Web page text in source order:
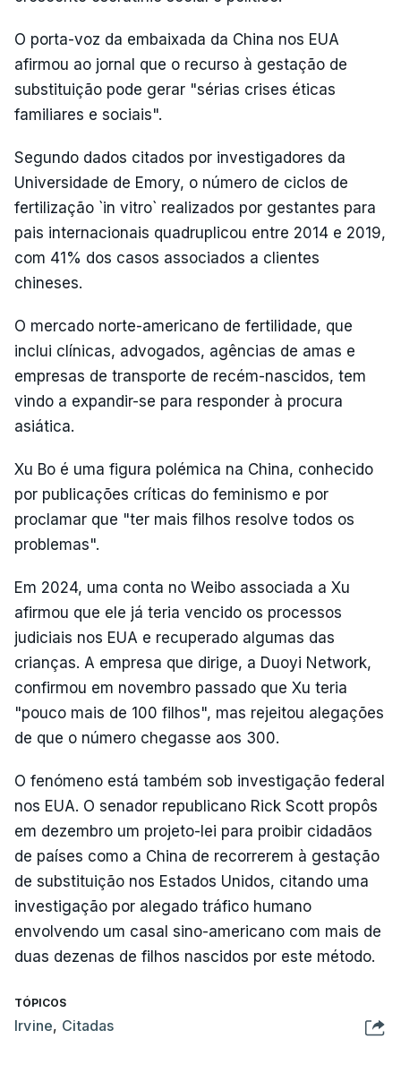
O porta-voz da embaixada da China nos EUA
afirmou ao jornal que o recurso à gestação de
substituição pode gerar "sérias crises éticas
familiares e sociais".
Segundo dados citados por investigadores da
Universidade de Emory, o número de ciclos de
fertilização `in vitro` realizados por gestantes para
pais internacionais quadruplicou entre 2014 e 2019,
com 41% dos casos associados a clientes
chineses.
O mercado norte-americano de fertilidade, que
inclui clínicas, advogados, agências de amas e
empresas de transporte de recém-nascidos, tem
vindo a expandir-se para responder à procura
asiática.
Xu Bo é uma figura polémica na China, conhecido
por publicações críticas do feminismo e por
proclamar que "ter mais filhos resolve todos os
problemas".
Em 2024, uma conta no Weibo associada a Xu
afirmou que ele já teria vencido os processos
judiciais nos EUA e recuperado algumas das
crianças. A empresa que dirige, a Duoyi Network,
confirmou em novembro passado que Xu teria
"pouco mais de 100 filhos", mas rejeitou alegações
de que o número chegasse aos 300.
O fenómeno está também sob investigação federal
nos EUA. O senador republicano Rick Scott propôs
em dezembro um projeto-lei para proibir cidadãos
de países como a China de recorrerem à gestação
de substituição nos Estados Unidos, citando uma
investigação por alegado tráfico humano
envolvendo um casal sino-americano com mais de
duas dezenas de filhos nascidos por este método.
TÓPICOS
Irvine, Citadas